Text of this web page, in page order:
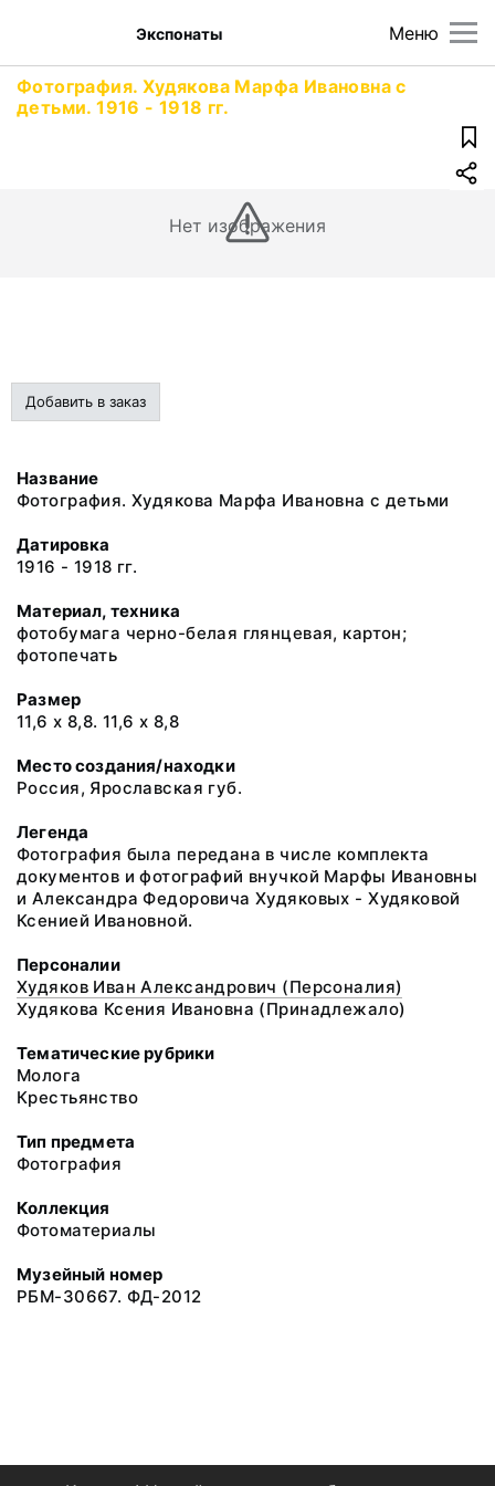
Меню
Экспонаты
Фотография. Худякова Марфа Ивановна с
детьми. 1916 - 1918 гг.
Нет изображения
Добавить в заказ
Название
Фотография. Худякова Марфа Ивановна с детьми
Датировка
1916 - 1918 гг.
Материал, техника
фотобумага черно-белая глянцевая, картон;
фотопечать
Размер
11,6 х 8,8. 11,6 х 8,8
Место создания/находки
Россия, Ярославская губ.
Легенда
Фотография была передана в числе комплекта
документов и фотографий внучкой Марфы Ивановны
и Александра Федоровича Худяковых - Худяковой
Ксенией Ивановной.
Персоналии
Худяков Иван Александрович (Персоналия)
Худякова Ксения Ивановна (Принадлежало)
Тематические рубрики
Молога
Крестьянство
Тип предмета
Фотография
Коллекция
Фотоматериалы
Музейный номер
РБМ-30667. ФД-2012